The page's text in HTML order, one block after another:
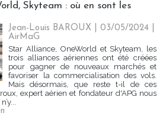
Skyteam : où en sont les
Jean-Louis BAROUX | 03/05/2024
AirMaG
Star Alliance, OneWorld et Skyteam, les
trois alliances aériennes ont été créées
pour gagner de nouveaux marchés et
favoriser la commercialisation des vols.
Mais désormais, que reste t-il de ces
expert aérien et fondateur d'APG nous